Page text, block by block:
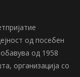
од посебен
обавува од 1958
организација со